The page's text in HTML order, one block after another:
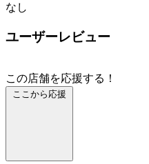
なし
ユーザーレビュー
この店舗を応援する！
ここから応援